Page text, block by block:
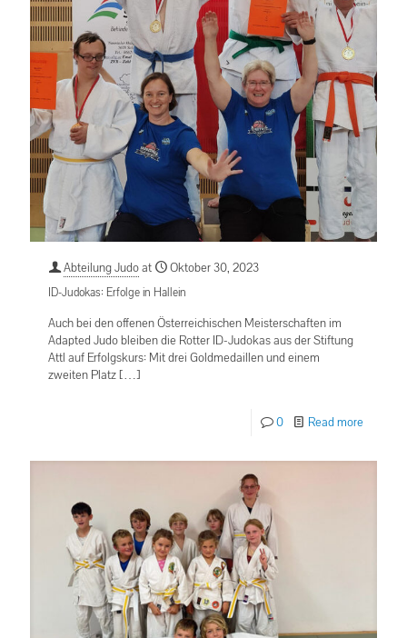
Abteilung Judoat Oktober 30, 2023
ID-Judokas: Erfolge in Hallein
Auch bei den offenen Österreichischen Meisterschaften im
Adapted Judo bleiben die Rotter ID-Judokas aus der Stiftung
Attl auf Erfolgskurs: Mit drei Goldmedaillen und einem
zweiten Platz[…]
0 Read more